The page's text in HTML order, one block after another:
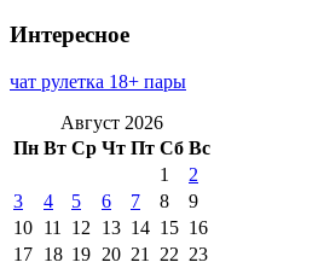
Интересное
чат рулетка 18+ пары
Август 2026
Пн Вт Ср Чт Пт Сб Вс
1
2
3
4 5 6 7 8
9
10 11 12 13 14 15 16
17 18 19 20 21 22 23